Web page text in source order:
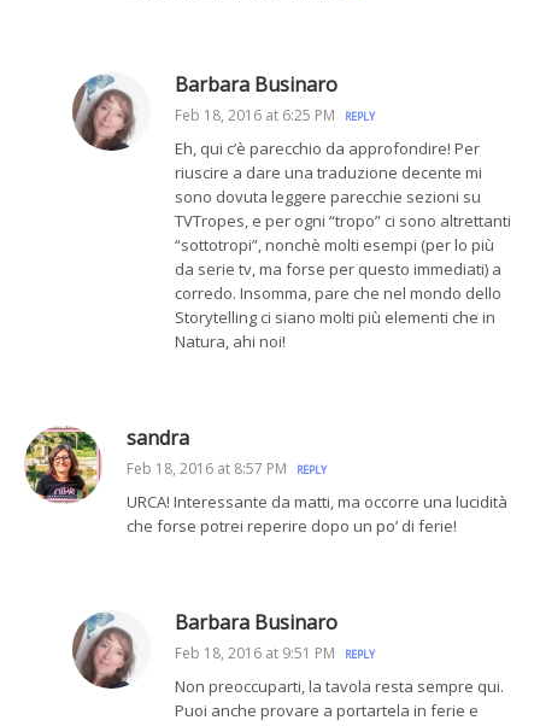
Barbara Businaro
Feb 18, 2016 at 6:25 PM REPLY
Eh, qui c’è parecchio da approfondire! Per
riuscire a dare una traduzione decente mi
sono dovuta leggere parecchie sezioni su
TVTropes, e per ogni “tropo” ci sono altrettanti
“sottotropi”, nonchè molti esempi (per lo più
da serie tv, ma forse per questo immediati) a
corredo. Insomma, pare che nel mondo dello
Storytelling ci siano molti più elementi che in
Natura, ahi noi!
sandra
Feb 18, 2016 at 8:57 PM REPLY
URCA! Interessante da matti, ma occorre una lucidità
che forse potrei reperire dopo un po’ di ferie!
Barbara Businaro
Feb 18, 2016 at 9:51 PM REPLY
Non preoccuparti, la tavola resta sempre qui.
Puoi anche provare a portartela in ferie e